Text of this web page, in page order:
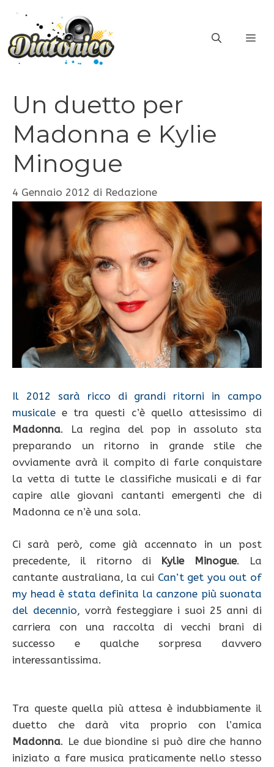
contenuto
Un duetto per
Madonna e Kylie
Minogue
4 Gennaio 2012 di Redazione
Il 2012 sarà ricco di grandi ritorni in campo
musicale e tra questi c’è quello attesissimo di
Madonna. La regina del pop in assoluto sta
preparando un ritorno in grande stile che
ovviamente avrà il compito di farle conquistare
la vetta di tutte le classifiche musicali e di far
capire alle giovani cantanti emergenti che di
Madonna ce n’è una sola.
Ci sarà però, come già accennato in un post
precedente, il ritorno di Kylie Minogue. La
cantante australiana, la cui Can’t get you out of
my head è stata definita la canzone più suonata
del decennio, vorrà festeggiare i suoi 25 anni di
carriera con una raccolta di vecchi brani di
successo e qualche sorpresa davvero
interessantissima.
Tra queste quella più attesa è indubbiamente il
duetto che darà vita proprio con l’amica
Madonna. Le due biondine si può dire che hanno
iniziato a fare musica praticamente nello stesso